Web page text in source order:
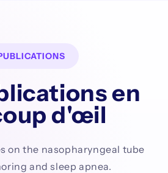
en
d'œil
on the nasopharyngeal tube
and sleep apnea.